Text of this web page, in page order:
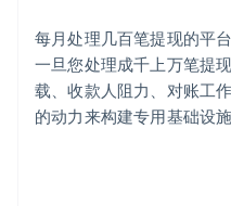
每月处理几百笔提现的平
一旦您处理成千上万笔提
载、收款人阻力、对账工
的动力来构建专用基础设施